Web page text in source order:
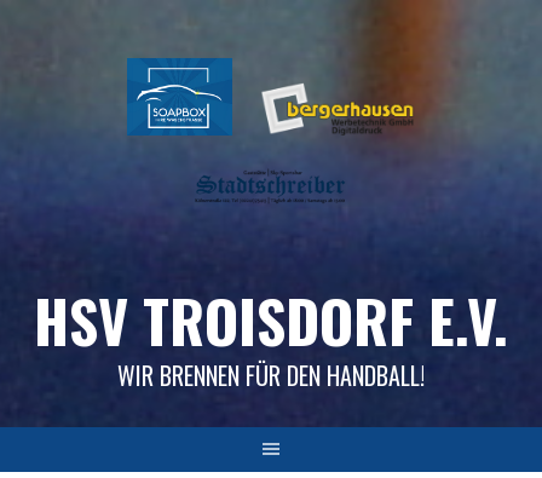
HSV TROISDORF E.V.
WIR BRENNEN FÜR DEN HANDBALL!